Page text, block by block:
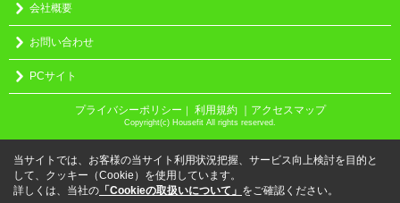
会社概要
お問い合わせ
PCサイト
プライバシーポリシー 利用規約 ｜アクセスマップ
Copyright(c) Housefit All rights reserved.
当サイトでは、お客様の当サイト利用状況把握、サービス向上検討を目的と
して、クッキー（Cookie）を使用しています。
詳しくは、当社の 「Cookieの取扱いについて」 をご確認ください。